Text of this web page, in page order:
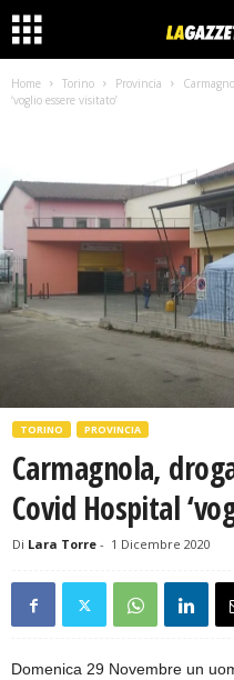
Home Torino Provincia
‘voglio essere visitato’
TORINO PROVINCIA
Carmagnola,
Covid Hospital
Di Lara Torre - 1 Dicembre 2020
Domenica 29 Novembre un